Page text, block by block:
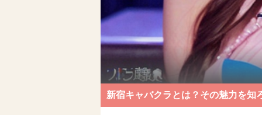
新宿キャバクラとは？その魅力を知